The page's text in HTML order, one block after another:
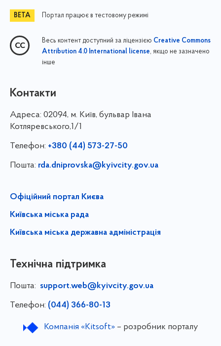
Портал працює в тестовому режимі
Весь контент доступний за ліцензією Creative Commons
Attribution 4.0 International license, якщо не зазначено
інше
Контакти
Адреса: 02094, м. Київ, бульвар Івана
Котляревського,1/1
Телефон: +380 (44) 573-27-50
Пошта: rda.dniprovska@kyivcity.gov.ua
Офіційний портал Києва
Київська міська рада
Київська міська державна адміністрація
Технічна підтримка
Пошта: support.web@kyivcity.gov.ua
Телефон: (044) 366-80-13
Компанія «Kitsoft»– розробник порталу